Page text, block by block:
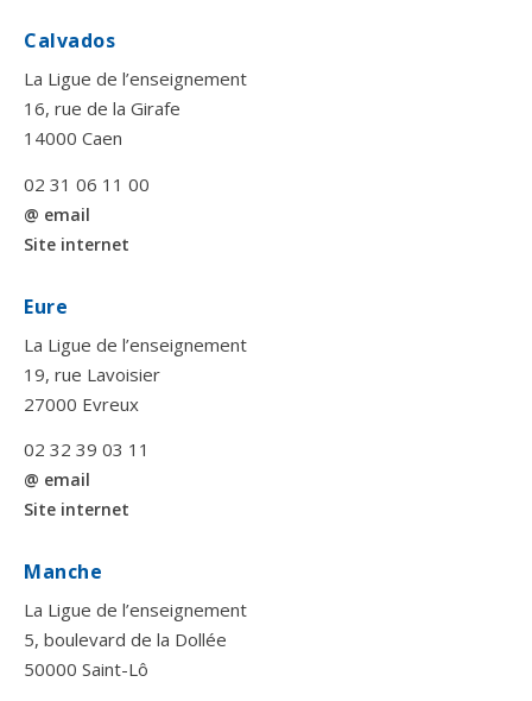
Calvados
La Ligue de l’enseignement
16, rue de la Girafe
14000 Caen
02 31 06 11 00
@ email
Site internet
Eure
La Ligue de l’enseignement
19, rue Lavoisier
27000 Evreux
02 32 39 03 11
@ email
Site internet
Manche
La Ligue de l’enseignement
5, boulevard de la Dollée
50000 Saint-Lô